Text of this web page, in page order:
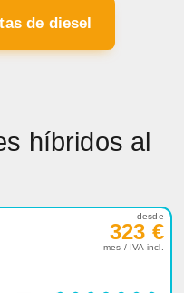
de diesel
híbridos al
desde
323 €
mes / IVA incl.